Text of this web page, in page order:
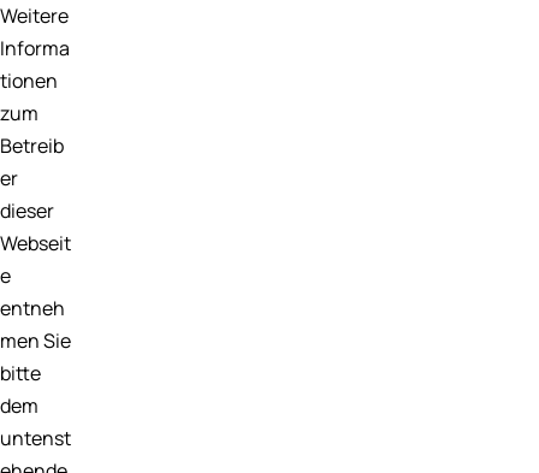
Weitere
Informa
tionen
zum
Betreib
er
dieser
Webseit
e
entneh
men Sie
bitte
dem
untenst